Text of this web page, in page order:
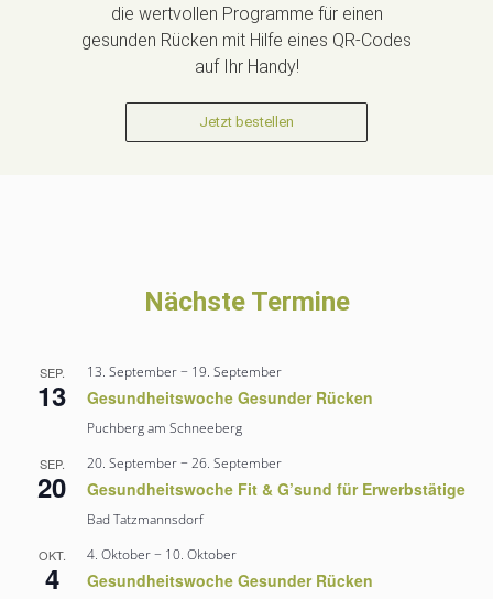
die wertvollen Programme für einen
gesunden Rücken mit Hilfe eines QR-Codes
auf Ihr Handy!
Jetzt bestellen
Nächste Termine
SEP.
13
13. September− 19. September
Gesundheitswoche Gesunder Rücken
Puchberg am Schneeberg
SEP.
20
20. September−26. September
Gesundheitswoche Fit & G’sund für Erwerbstätige
Bad Tatzmannsdorf
OKT.
4
4. Oktober− 10. Oktober
Gesundheitswoche Gesunder Rücken